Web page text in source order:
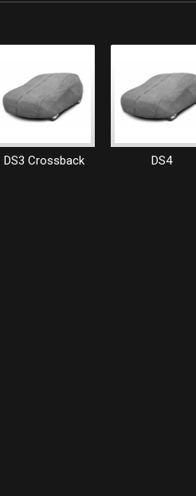
DS3 Crossback DS4